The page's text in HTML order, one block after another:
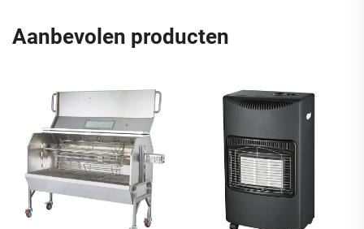
Aanbevolen producten